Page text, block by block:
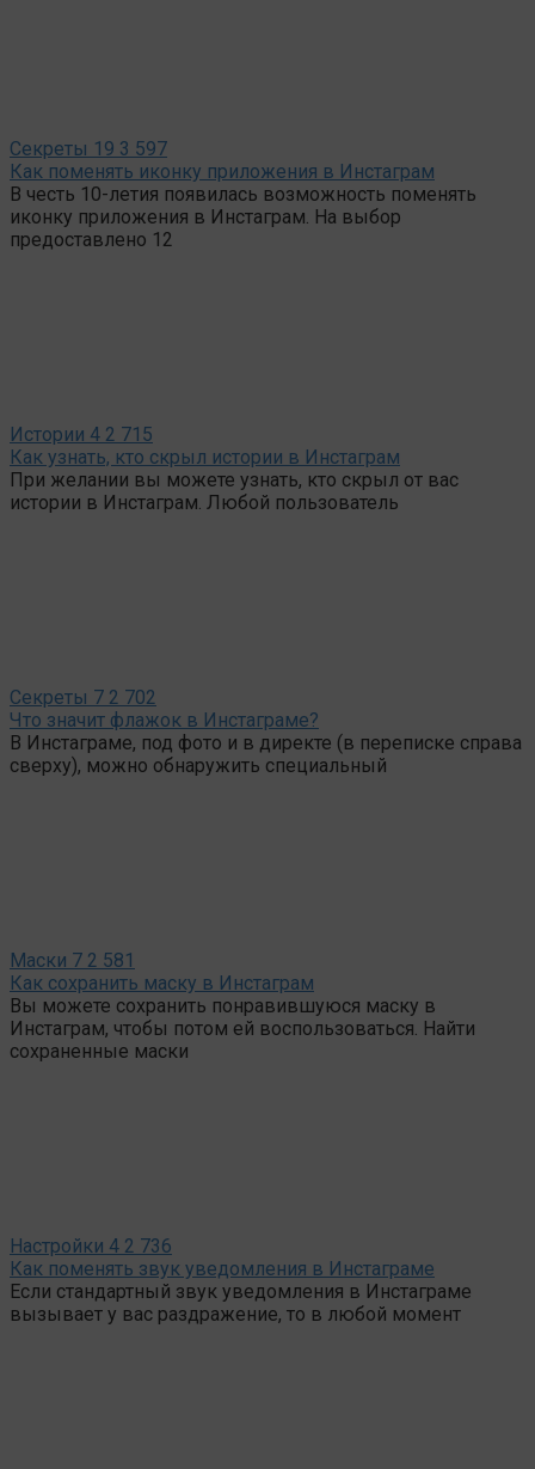
Секреты 19 3 597
Как поменять иконку приложения в Инстаграм
В честь 10-летия появилась возможность поменять
иконку приложения в Инстаграм. На выбор
предоставлено 12
Истории 4 2 715
Как узнать, кто скрыл истории в Инстаграм
При желании вы можете узнать, кто скрыл от вас
истории в Инстаграм. Любой пользователь
Секреты 7 2 702
Что значит флажок в Инстаграме?
В Инстаграме, под фото и в директе (в переписке справа
сверху), можно обнаружить специальный
Маски 7 2 581
Как сохранить маску в Инстаграм
Вы можете сохранить понравившуюся маску в
Инстаграм, чтобы потом ей воспользоваться. Найти
сохраненные маски
Настройки 4 2 736
Как поменять звук уведомления в Инстаграме
Если стандартный звук уведомления в Инстаграме
вызывает у вас раздражение, то в любой момент